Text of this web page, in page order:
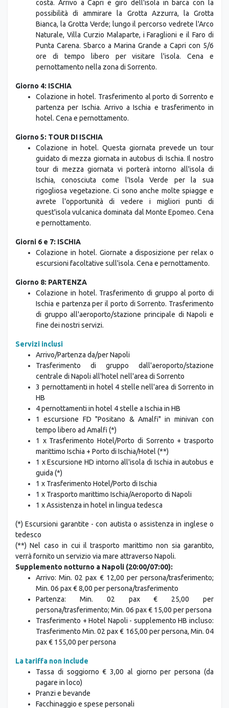
costa. Arrivo a Capri e giro dell'isola in barca con la
possibilità di ammirare la Grotta Azzurra, la Grotta
Bianca, la Grotta Verde; lungo il percorso vedrete l'Arco
Naturale, Villa Curzio Malaparte, i Faraglioni e il Faro di
Punta Carena. Sbarco a Marina Grande a Capri con 5/6
ore di tempo libero per visitare l'isola. Cena e
Giorno 4: ISCHIA
Colazione in hotel. Trasferimento al porto di Sorrento e
partenza per Ischia. Arrivo a Ischia e trasferimento in
Giorno 5: TOUR DI ISCHIA
Colazione in hotel. Questa giornata prevede un tour
guidato di mezza giornata in autobus di Ischia. Il nostro
tour di mezza giornata vi porterà intorno all'isola di
Ischia, conosciuta come l'Isola Verde per la sua
rigogliosa vegetazione. Ci sono anche molte spiagge e
avrete l'opportunità di vedere i migliori punti di
quest'isola vulcanica dominata dal Monte Epomeo. Cena
Giorni 6 e 7: ISCHIA
Colazione in hotel. Giornate a disposizione per relax o
Giorno 8: PARTENZA
Colazione in hotel. Trasferimento di gruppo al porto di
Ischia e partenza per il porto di Sorrento. Trasferimento
di gruppo all'aeroporto/stazione principale di Napoli e
Servizi inclusi
Arrivo/Partenza da/per Napoli
Trasferimento di gruppo dall'aeroporto/stazione
centrale di Napoli all'hotel nell'area di Sorrento
3 pernottamenti in hotel 4 stelle nell'area di Sorrento in
HB
4 pernottamenti in hotel 4 stelle a Ischia in HB
1 escursione FD "Positano & Amalfi" in minivan con
tempo libero ad Amalfi (*)
1 x Trasferimento Hotel/Porto di Sorrento + trasporto
marittimo Ischia + Porto di Ischia/Hotel (**)
1 x Escursione HD intorno all'isola di Ischia in autobus e
guida (*)
1 x Trasferimento Hotel/Porto di Ischia
1 x Trasporto marittimo Ischia/Aeroporto di Napoli
(*) Escursioni garantite - con autista o assistenza in inglese o
tedesco
(**) Nel caso in cui il trasporto marittimo non sia garantito,
verrà fornito un servizio via mare attraverso Napoli.
Supplemento notturno a Napoli (20:00/07:00):
Arrivo: Min. 02 pax € 12,00 per persona/trasferimento;
Min. 06 pax € 8,00 per persona/trasferimento
Partenza: Min. 02 pax € 25,00 per
persona/trasferimento; Min. 06 pax € 15,00 per persona
Trasferimento + Hotel Napoli - supplemento HB incluso:
Trasferimento Min. 02 pax € 165,00 per persona, Min. 04
La tariffa non include
Tassa di soggiorno € 3,00 al giorno per persona (da
pagare in loco)
Pranzi e bevande